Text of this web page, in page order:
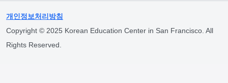
개인정보처리방침
Copyright © 2025 Korean Education Center in San Francisco. All
Rights Reserved.